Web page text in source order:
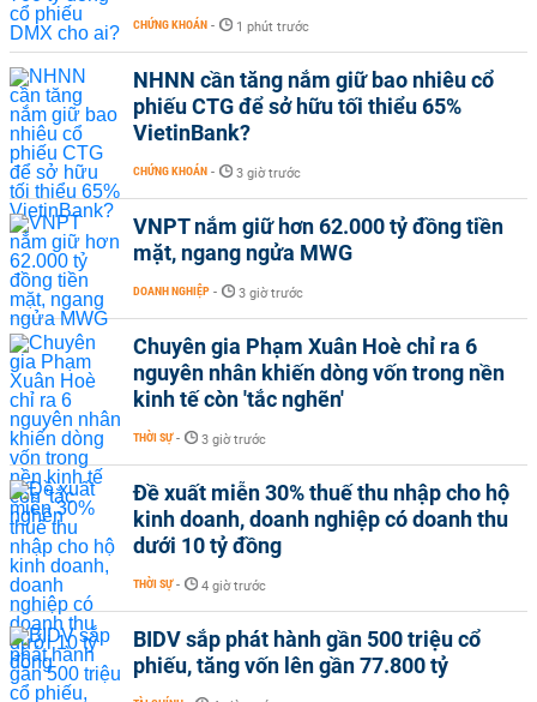
CHỨNG KHOÁN - 1 phút trước
NHNN cần tăng nắm giữ bao nhiêu cổ
phiếu CTG để sở hữu tối thiểu 65%
VietinBank?
CHỨNG KHOÁN - 3 giờ trước
VNPT nắm giữ hơn 62.000 tỷ đồng tiền
mặt, ngang ngửa MWG
DOANH NGHIỆP - 3 giờ trước
Chuyên gia Phạm Xuân Hoè chỉ ra 6
nguyên nhân khiến dòng vốn trong nền
kinh tế còn 'tắc nghẽn'
THỜI SỰ - 3 giờ trước
Đề xuất miễn 30% thuế thu nhập cho hộ
kinh doanh, doanh nghiệp có doanh thu
dưới 10 tỷ đồng
THỜI SỰ - 4 giờ trước
BIDV sắp phát hành gần 500 triệu cổ
phiếu, tăng vốn lên gần 77.800 tỷ